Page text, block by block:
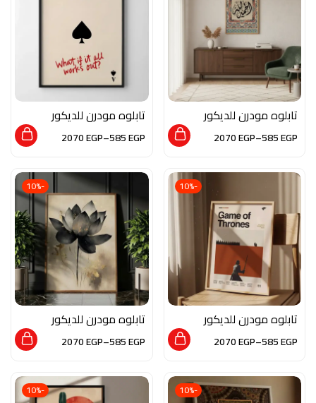
تابلوه مودرن للديكور
من الخشب الطبيعي
والزجاج بلمسة من
585EGP
–
2070EGP
تابلوه مودرن للديكور
من الخشب الطبيعي و
الزجاج بلمسه من الفن
585EGP
–
2070EGP
-10%
تابلوه مودرن للديكور
من الخشب الطبيعي و
الزجاج بلمسه من الفن
585EGP
–
2070EGP
-10%
تابلوه مودرن للديكور
من الخشب الطبيعي و
الزجاج بلمسه من الفن
585EGP
–
2070EGP
-10%
-10%